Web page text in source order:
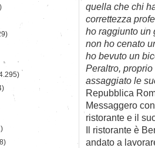
quella che chi
correttezza
ho raggiunto un
non ho cenato
ho bevuto un
Peraltro, proprio
assaggiato le
Repubblica
Messaggero
ristorante e il
Il ristorante è
andato a